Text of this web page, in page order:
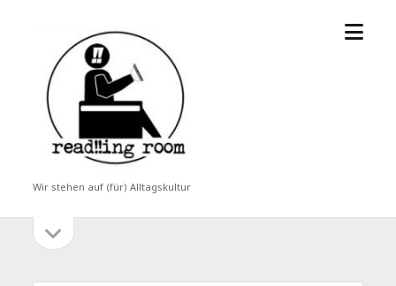
read!!ing
room
Wir stehen auf (für) Alltagskultur
Menü
Seitenleiste
öffnen